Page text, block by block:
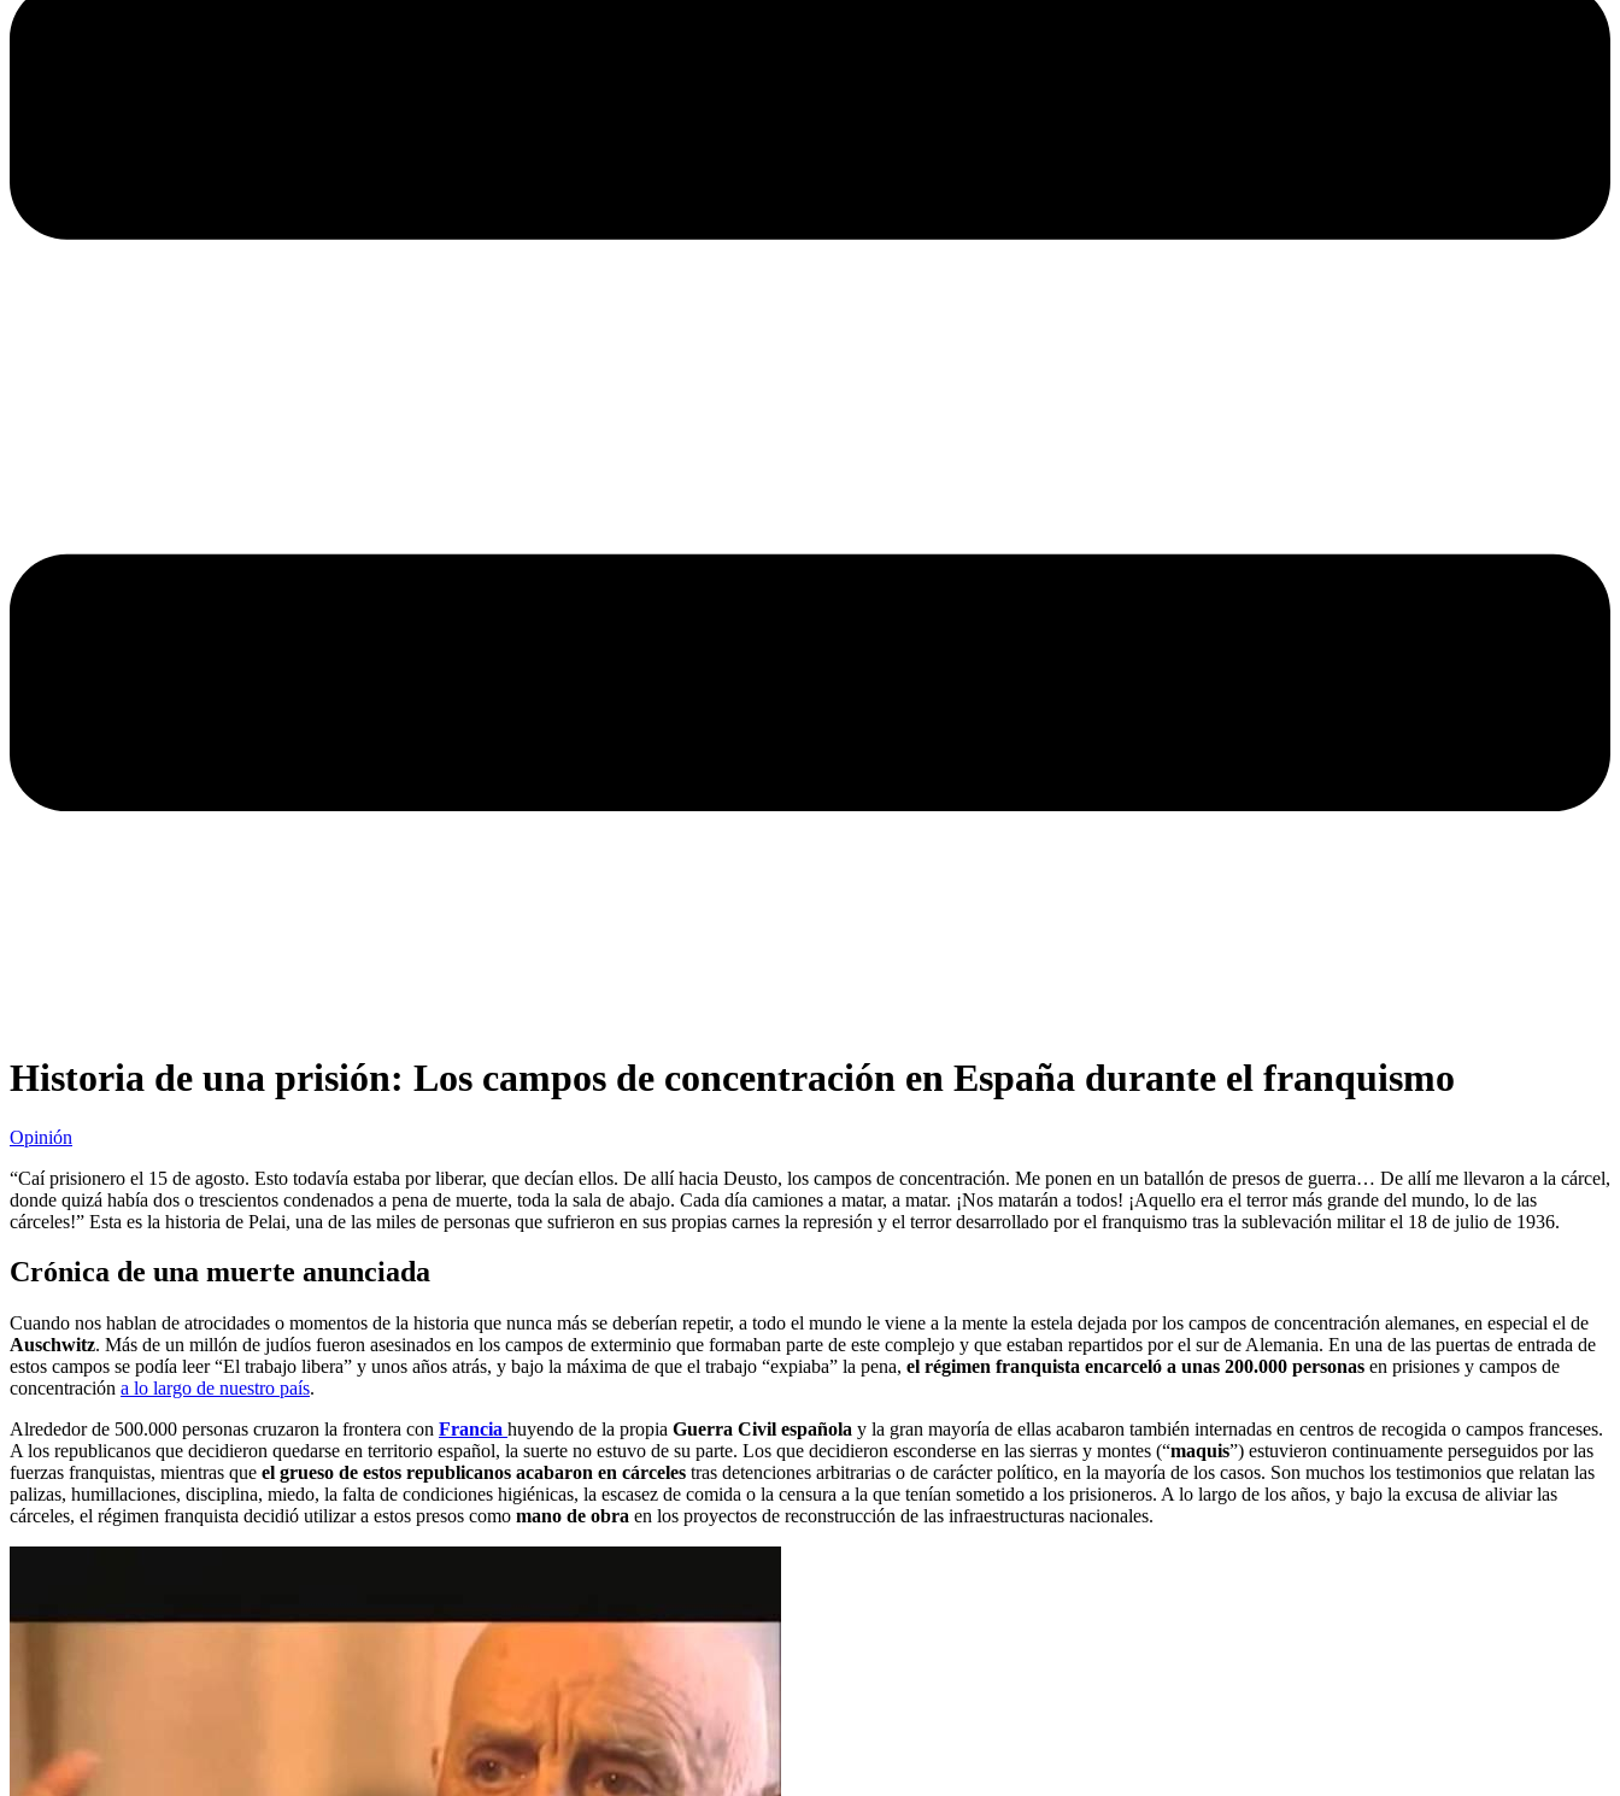
Historia de una prisión: Los campos de concentración en España durante el franquismo
Opinión
“Caí prisionero el 15 de agosto. Esto todavía estaba por liberar, que decían ellos. De allí hacia Deusto, los campos de concentración. Me ponen en un batallón de presos de guerra… De allí me llevaron a la cárcel,
donde quizá había dos o trescientos condenados a pena de muerte, toda la sala de abajo. Cada día camiones a matar, a matar. ¡Nos matarán a todos! ¡Aquello era el terror más grande del mundo, lo de las
cárceles!” Esta es la historia de Pelai, una de las miles de personas que sufrieron en sus propias carnes la represión y el terror desarrollado por el franquismo tras la sublevación militar el 18 de julio de 1936.
Crónica de una muerte anunciada
Cuando nos hablan de atrocidades o momentos de la historia que nunca más se deberían repetir, a todo el mundo le viene a la mente la estela dejada por los campos de concentración alemanes, en especial el de
Auschwitz. Más de un millón de judíos fueron asesinados en los campos de exterminio que formaban parte de este complejo y que estaban repartidos por el sur de Alemania. En una de las puertas de entrada de
estos campos se podía leer “El trabajo libera” y unos años atrás, y bajo la máxima de que el trabajo “expiaba” la pena, el régimen franquista encarceló a unas 200.000 personas en prisiones y campos de
concentración a lo largo de nuestro país.
Alrededor de 500.000 personas cruzaron la frontera con Francia huyendo de la propia Guerra Civil española y la gran mayoría de ellas acabaron también internadas en centros de recogida o campos franceses.
A los republicanos que decidieron quedarse en territorio español, la suerte no estuvo de su parte. Los que decidieron esconderse en las sierras y montes (“maquis”) estuvieron continuamente perseguidos por las
fuerzas franquistas, mientras que el grueso de estos republicanos acabaron en cárceles tras detenciones arbitrarias o de carácter político, en la mayoría de los casos. Son muchos los testimonios que relatan las
palizas, humillaciones, disciplina, miedo, la falta de condiciones higiénicas, la escasez de comida o la censura a la que tenían sometido a los prisioneros. A lo largo de los años, y bajo la excusa de aliviar las
cárceles, el régimen franquista decidió utilizar a estos presos como mano de obra en los proyectos de reconstrucción de las infraestructuras nacionales.